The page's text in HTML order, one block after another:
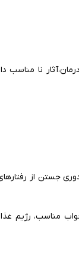
نا مناسب
جستن از
مناسب، رژیم